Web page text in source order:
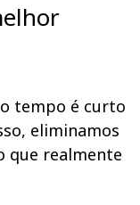
tempo é curto
eliminamos
que realmente